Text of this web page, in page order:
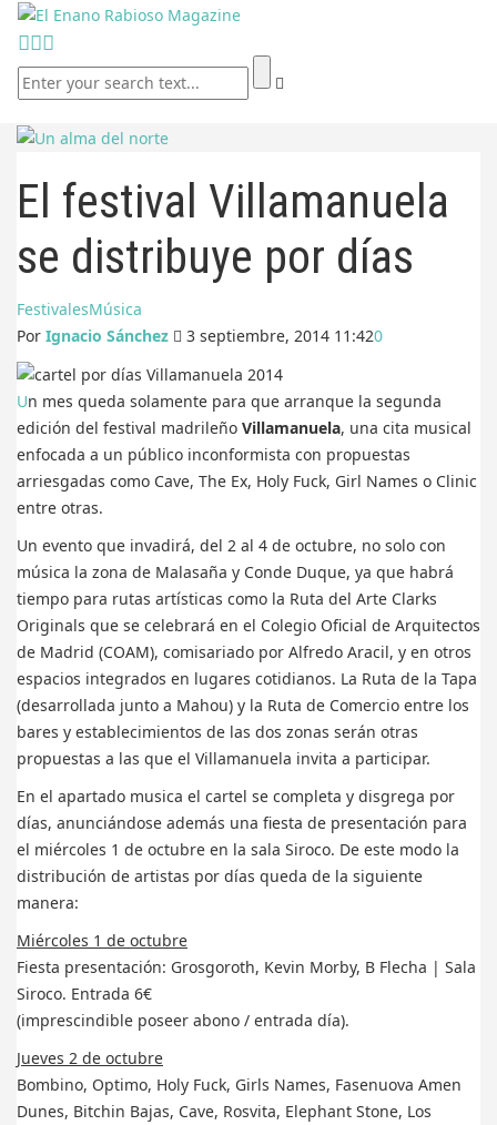
El festival Villamanuela
se distribuye por días
FestivalesMúsica
Por Ignacio Sánchez 3 septiembre, 2014 11:420
Un mes queda solamente para que arranque la segunda
edición del festival madrileño Villamanuela, una cita musical
enfocada a un público inconformista con propuestas
arriesgadas como Cave, The Ex, Holy Fuck, Girl Names o Clinic
entre otras.
Un evento que invadirá, del 2 al 4 de octubre, no solo con
música la zona de Malasaña y Conde Duque, ya que habrá
tiempo para rutas artísticas como la Ruta del Arte Clarks
Originals que se celebrará en el Colegio Oficial de Arquitectos
de Madrid (COAM), comisariado por Alfredo Aracil, y en otros
espacios integrados en lugares cotidianos. La Ruta de la Tapa
(desarrollada junto a Mahou) y la Ruta de Comercio entre los
bares y establecimientos de las dos zonas serán otras
propuestas a las que el Villamanuela invita a participar.
En el apartado musica el cartel se completa y disgrega por
días, anunciándose además una fiesta de presentación para
el miércoles 1 de octubre en la sala Siroco. De este modo la
distribución de artistas por días queda de la siguiente
manera:
Miércoles 1 de octubre
Fiesta presentación: Grosgoroth, Kevin Morby, B Flecha | Sala
Siroco. Entrada 6€
(imprescindible poseer abono / entrada día).
Jueves 2 de octubre
Bombino, Optimo, Holy Fuck, Girls Names, Fasenuova Amen
Dunes, Bitchin Bajas, Cave, Rosvita, Elephant Stone, Los